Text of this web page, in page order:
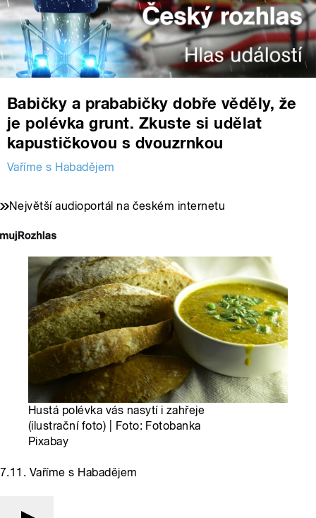
Babičky a prababičky dobře věděly, že
je polévka grunt. Zkuste si udělat
kapustičkovou s dvouzrnkou
Vaříme s Habadějem
Největší audioportál na českém internetu
Hustá polévka vás nasytí i zahřeje
(ilustrační foto) | Foto: Fotobanka
Pixabay
7.11. Vaříme s Habadějem